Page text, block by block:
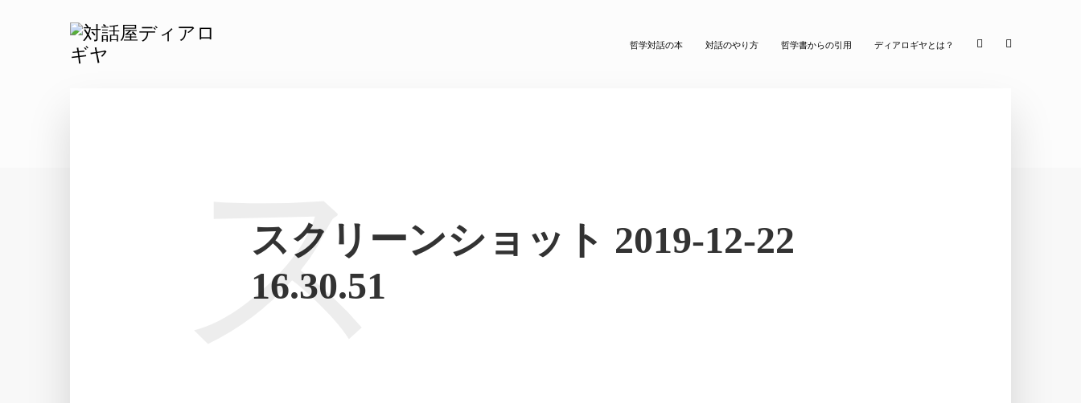
哲学対話の本 対話のやり方 哲学書からの引用 ディアロギヤとは？
スクリーンショット 2019-12-22
16.30.51
ス